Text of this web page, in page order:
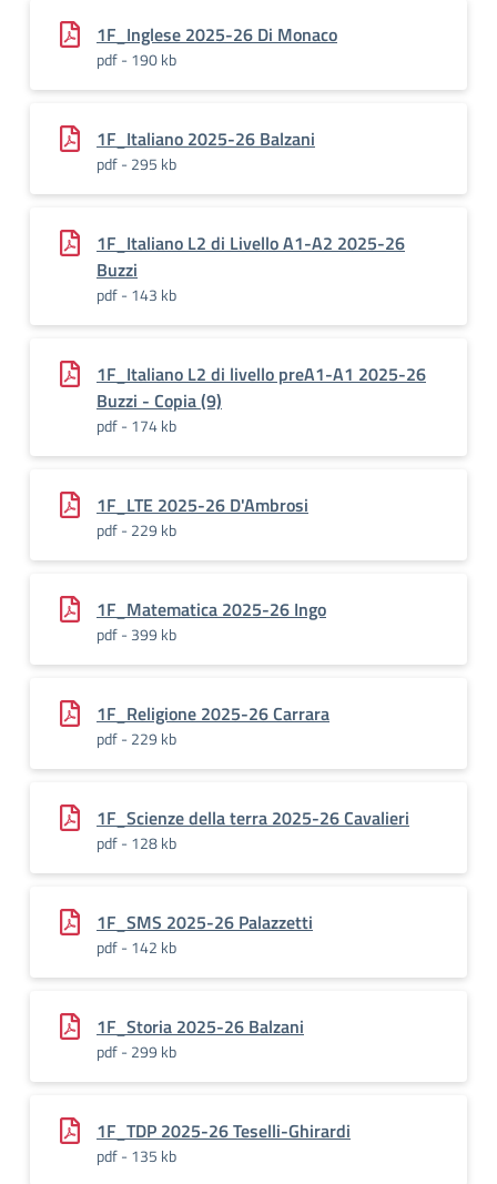
1F_Inglese 2025-26 Di Monaco
pdf - 190 kb
1F_Italiano 2025-26 Balzani
pdf - 295 kb
1F_Italiano L2 di Livello A1-A2 2025-26
Buzzi
pdf - 143 kb
1F_Italiano L2 di livello preA1-A1 2025-26
Buzzi - Copia (9)
pdf - 174 kb
1F_LTE 2025-26 D'Ambrosi
pdf - 229 kb
1F_Matematica 2025-26 Ingo
pdf - 399 kb
1F_Religione 2025-26 Carrara
pdf - 229 kb
1F_Scienze della terra 2025-26 Cavalieri
pdf - 128 kb
1F_SMS 2025-26 Palazzetti
pdf - 142 kb
1F_Storia 2025-26 Balzani
pdf - 299 kb
1F_TDP 2025-26 Teselli-Ghirardi
pdf - 135 kb